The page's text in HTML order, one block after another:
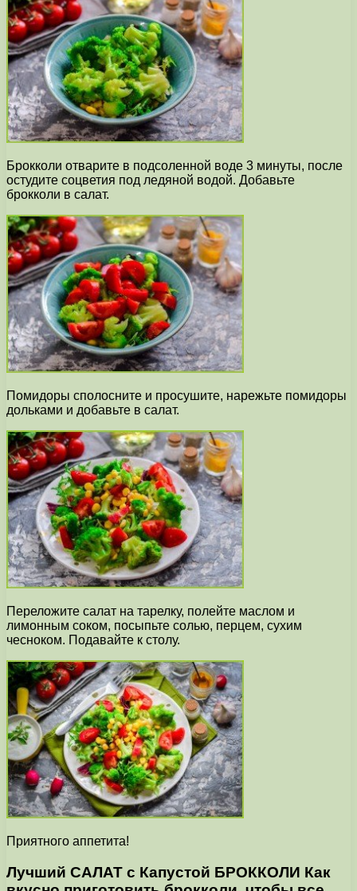
Брокколи отварите в подсоленной воде 3 минуты, после
остудите соцветия под ледяной водой. Добавьте
брокколи в салат.
Помидоры сполосните и просушите, нарежьте помидоры
дольками и добавьте в салат.
Переложите салат на тарелку, полейте маслом и
лимонным соком, посыпьте солью, перцем, сухим
чесноком. Подавайте к столу.
Приятного аппетита!
Лучший САЛАТ с Капустой БРОККОЛИ Как